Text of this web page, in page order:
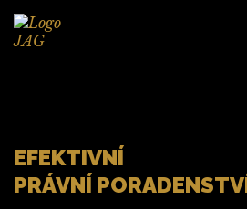
Spolupráce
Odměna advokáta
EFEKTIVNÍ
PRÁVNÍ